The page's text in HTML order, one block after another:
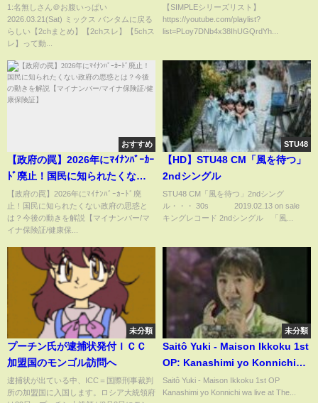
【5chスレ】
1:名無しさん＠お腹いっぱい
2026.03.21(Sat) ミックス バンタムに戻る
らしい【2chまとめ】【2chスレ】【5chス
レ】って動...
【SIMPLEシリーズリスト】
https://youtube.com/playlist?
list=PLoy7DNb4x38IhUGQrdYh...
おすすめ
【政府の罠】2026年にﾏｲﾅﾝﾊﾞｰｶｰ
ﾄﾞ廃止！国民に知られたくない
政府の思惑とは？今後の動きを
解説【マイナンバー/マイナ保険
証/健康保険証】
【政府の罠】2026年にﾏｲﾅﾝﾊﾞｰｶｰﾄﾞ廃
止！国民に知られたくない政府の思惑と
は？今後の動きを解説【マイナンバー/マ
イナ保険証/健康保...
STU48
【HD】STU48 CM「風を待つ」
2ndシングル
STU48 CM「風を待つ」2ndシング
ル・・・ 30s 2019.02.13 on sale
キングレコード 2ndシングル 「風...
未分類
プーチン氏が逮捕状発付ＩＣＣ
加盟国のモンゴル訪問へ
逮捕状が出ている中、ICC＝国際刑事裁判
所の加盟国に入国します。ロシア大統領府
未分類
Saitô Yuki - Maison Ikkoku 1st
OP: Kanashimi yo Konnichi
wa live at The Best Ten TV
show (86-04-10)
Saitô Yuki - Maison Ikkoku 1st OP
Kanashimi yo Konnichi wa live at The...